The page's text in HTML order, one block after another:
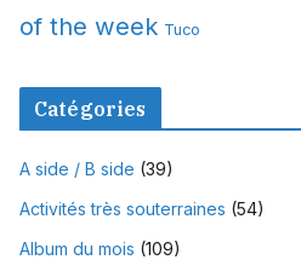
of the week Tuco
Catégories
A side / B side (39)
Activités très souterraines (54)
Album du mois (109)